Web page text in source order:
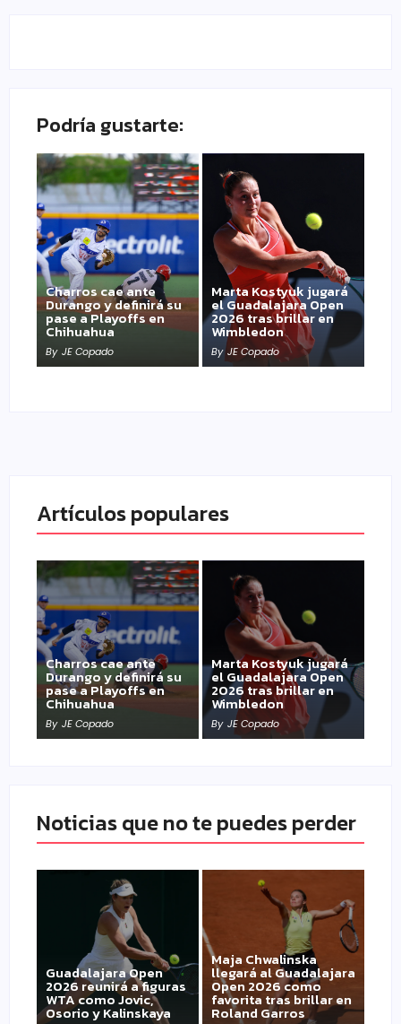
Podría gustarte:
Charros cae ante
Durango y definirá su
pase a Playoffs en
Chihuahua
By JE Copado
Marta Kostyuk jugará
el Guadalajara Open
2026 tras brillar en
Wimbledon
By JE Copado
Artículos populares
Charros cae ante
Durango y definirá su
pase a Playoffs en
Chihuahua
By JE Copado
Marta Kostyuk jugará
el Guadalajara Open
2026 tras brillar en
Wimbledon
By JE Copado
Noticias que no te puedes perder
Guadalajara Open
2026 reunirá a figuras
WTA como Jovic,
Osorio y Kalinskaya
Maja Chwalinska
llegará al Guadalajara
Open 2026 como
favorita tras brillar en
Roland Garros